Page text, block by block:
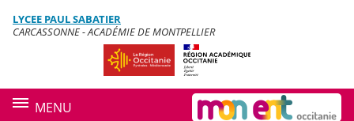
Menu de la rubrique
Contenu
LYCEE PAUL SABATIER
CARCASSONNE - ACADÉMIE DE MONTPELLIER
MENU